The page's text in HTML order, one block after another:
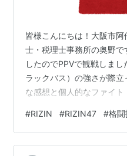
皆様こんにちは！大阪市
士・税理士事務所の奥野
したのでPPVで観戦しま
ラックバス）の強さが際
な感想と個人的なファイ
度をつけたいと思います！
安にしております。100点
RIZIN45とかのレベル）
#RIZIN #RIZIN47 #格闘